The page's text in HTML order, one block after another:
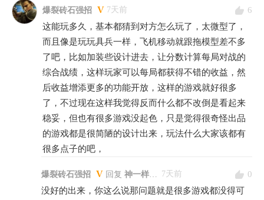
爆裂砖石强招 V 7天前
6
这能玩多久，基本都猜到对方怎么玩了，太微型了，
而且像是玩玩具兵一样，飞机移动就跟拖模型差不多
了吧，比如加装些设计进去，让分数计算每局对战的
综合战绩，这样玩家可以每局都获得不错的收益，然
后收益增添更多的功能开放，这样的游戏就好很多
了，不过现在这样我觉得反而什么都不改倒是看起来
稳妥，但也有很多游戏没起色，只是觉得很奇怪出品
的游戏都是很简陋的设计出来，玩法什么大家该都有
很多点子的吧，
爆裂砖石强招 V 回复 神一样的浪哥 7天前
0
没好的出来，你这么说那问题就是很多游戏都没得可